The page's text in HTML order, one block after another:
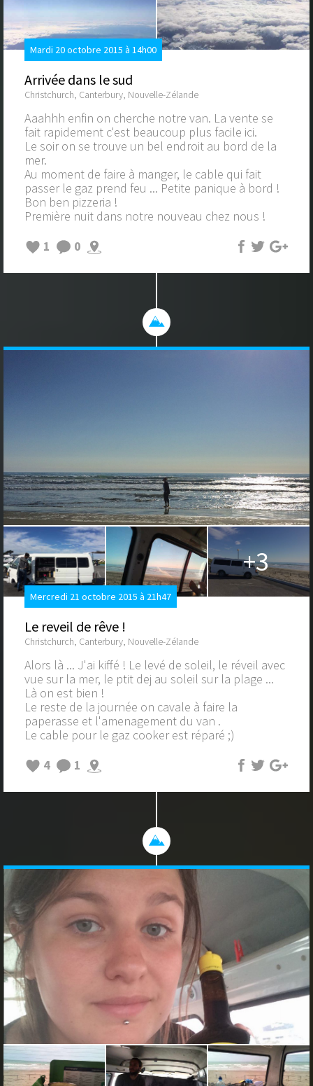
Mardi 20 octobre 2015 à 14h00
Arrivée dans le sud
Christchurch, Canterbury, Nouvelle-Zélande
Aaahhh enfin on cherche notre van. La vente se
fait rapidement c'est beaucoup plus facile ici.
Le soir on se trouve un bel endroit au bord de la
mer.
Au moment de faire à manger, le cable qui fait
passer le gaz prend feu ... Petite panique à bord !
Bon ben pizzeria !
Première nuit dans notre nouveau chez nous !
1
0
+3
Mercredi 21 octobre 2015 à 21h47
Le reveil de rêve !
Christchurch, Canterbury, Nouvelle-Zélande
Alors là ... J'ai kiffé ! Le levé de soleil, le réveil avec
vue sur la mer, le ptit dej au soleil sur la plage ...
Là on est bien !
Le reste de la journée on cavale à faire la
paperasse et l'amenagement du van .
Le cable pour le gaz cooker est réparé ;)
4
1